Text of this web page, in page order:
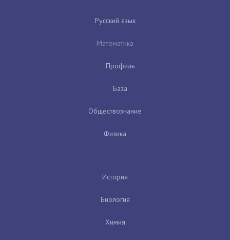
Русский язык
Математика
Профиль
База
Обществознание
Физика
История
Биология
Химия